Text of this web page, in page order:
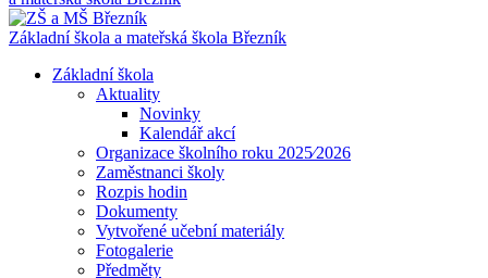
Základní škola a mateřská škola Březník
Základní škola
Aktuality
Novinky
Kalendář akcí
Organizace školního roku 2025⁄2026
Zaměstnanci školy
Rozpis hodin
Dokumenty
Vytvořené učební materiály
Fotogalerie
Předměty